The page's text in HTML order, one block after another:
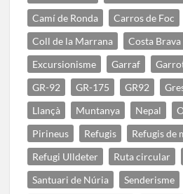
Camí de Ronda
Carros de Foc
Coll de la Marrana
Costa Brava
Excursionisme
Garraf
GR-92
GR-175 GR92
Llançà
Muntanya Nepal
Pirineus
Refugis
Refugis de
Refugi Ulldeter
Ruta circular
Santuari de Núria
Senderisme